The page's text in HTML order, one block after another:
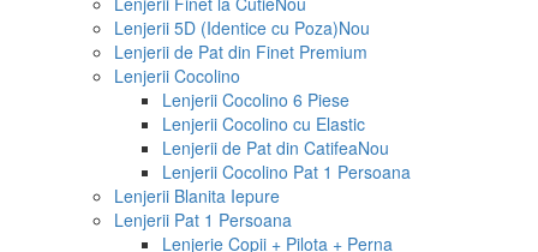
Lenjerii 5D (Identice cu Poza)Nou
Lenjerii de Pat din Finet Premium
Lenjerii Cocolino
Lenjerii Cocolino 6 Piese
Lenjerii Cocolino cu Elastic
Lenjerii de Pat din CatifeaNou
Lenjerii Cocolino Pat 1 Persoana
Lenjerii Blanita Iepure
Lenjerii Pat 1 Persoana
Lenjerie Copii + Pilota + Perna